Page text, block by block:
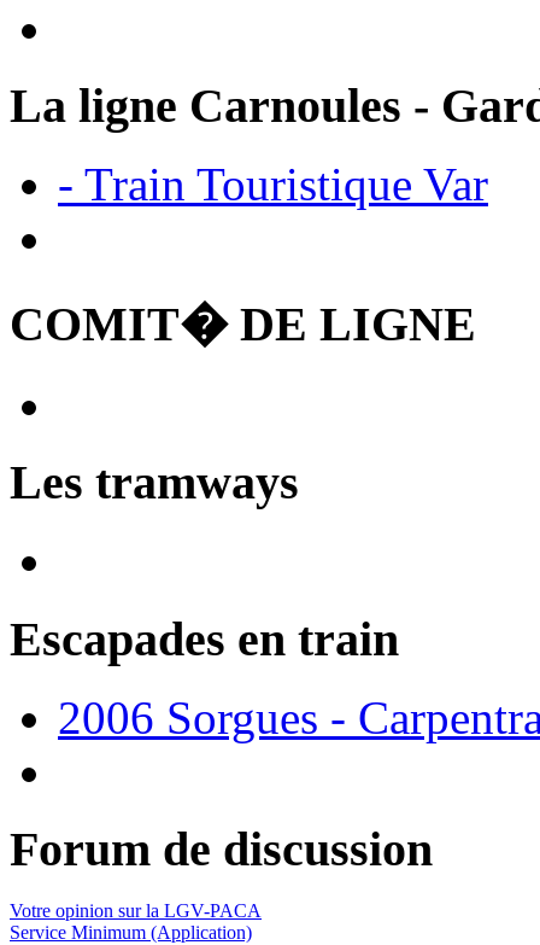
La ligne Carnoules -
- Train Touristique Var
COMIT� DE LIGNE
Les tramways
Escapades en train
2006 Sorgues -
Forum de discussion
Votre opinion sur la LGV-PACA
Service Minimum (Application)